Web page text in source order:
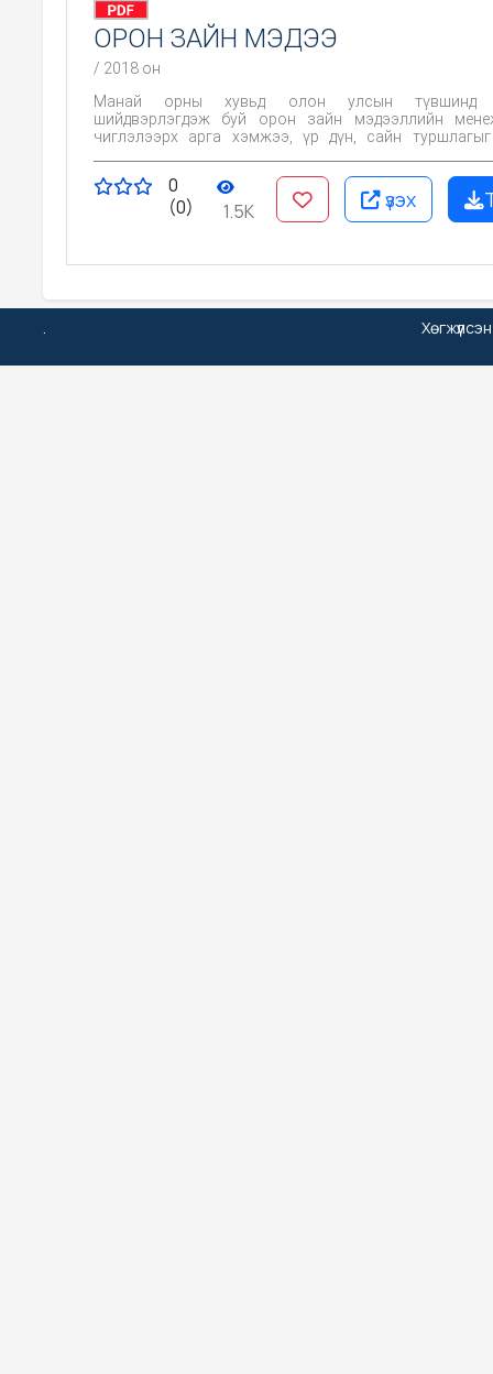
ОРОН ЗАЙН МЭДЭЭ
/ 2018 он
Манай орны хувьд олон улсын түвшинд
шийдвэрлэгдэж буй орон зайн мэдээллийн
чиглэлээрх арга хэмжээ, үр дүн, сайн
алсын хараа, эрхэм зорилгыг тогтоох, тэргүүлэх
эрэмбэлэх, үндэсний хэмжээнд тулгамдаж буй
засаг, байгаль орны асуудлыг шийдвэрлэх
0
(0)
1.5K үзэх
.